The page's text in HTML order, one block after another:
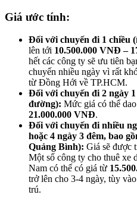
Giá ước tính:
Đối với chuyến đi 1 chiều
lên tới 10.500.000 VNĐ –
hết các công ty sẽ ưu tiên
chuyến nhiều ngày vì rất
từ Đồng Hới về TP.HCM.
Đối với chuyến đi 2 ngày
đường): Mức giá có thể
21.000.000 VNĐ.
Đối với chuyến đi nhiều
hoặc 4 ngày 3 đêm, bao
Quảng Bình): Giá sẽ được
Một số công ty cho thuê xe
Nam có thể có giá từ
trở lên cho 3-4 ngày, tùy
trú.